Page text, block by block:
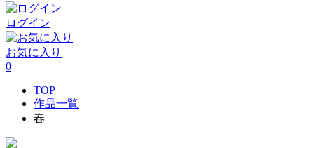
ログイン
お気に入り
0
TOP
作品一覧
春